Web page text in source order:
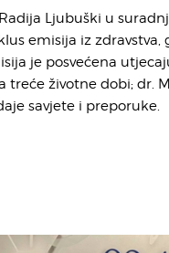
Ljubuški u
emisija iz zdravstva,
je posvećena
treće životne dobi; dr.
savjete i preporuke.